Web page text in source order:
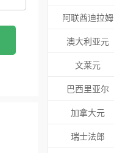
阿联酋迪拉姆
澳大利亚元
文莱元
巴西里亚尔
加拿大元
瑞士法郎